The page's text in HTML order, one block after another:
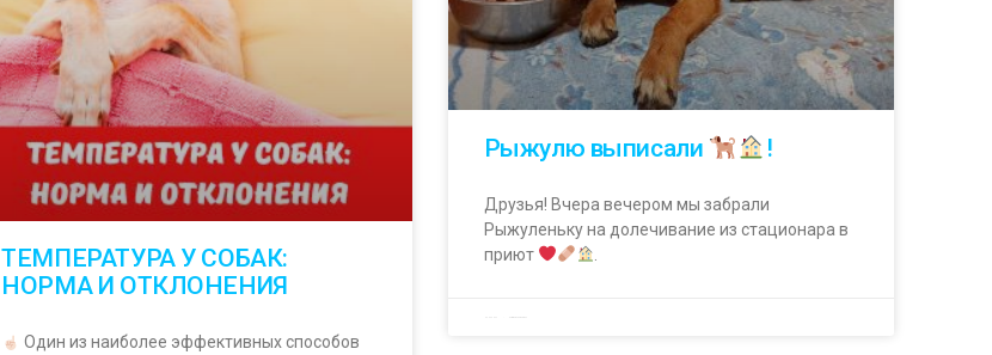
Рыжулю выписали !
Друзья! Вчера вечером мы забрали
Рыжуленьку на долечивание из стационара в
приют
ТЕМПЕРАТУРА У СОБАК:
НОРМА И ОТКЛОНЕНИЯ
Один из наиболее эффективных способов